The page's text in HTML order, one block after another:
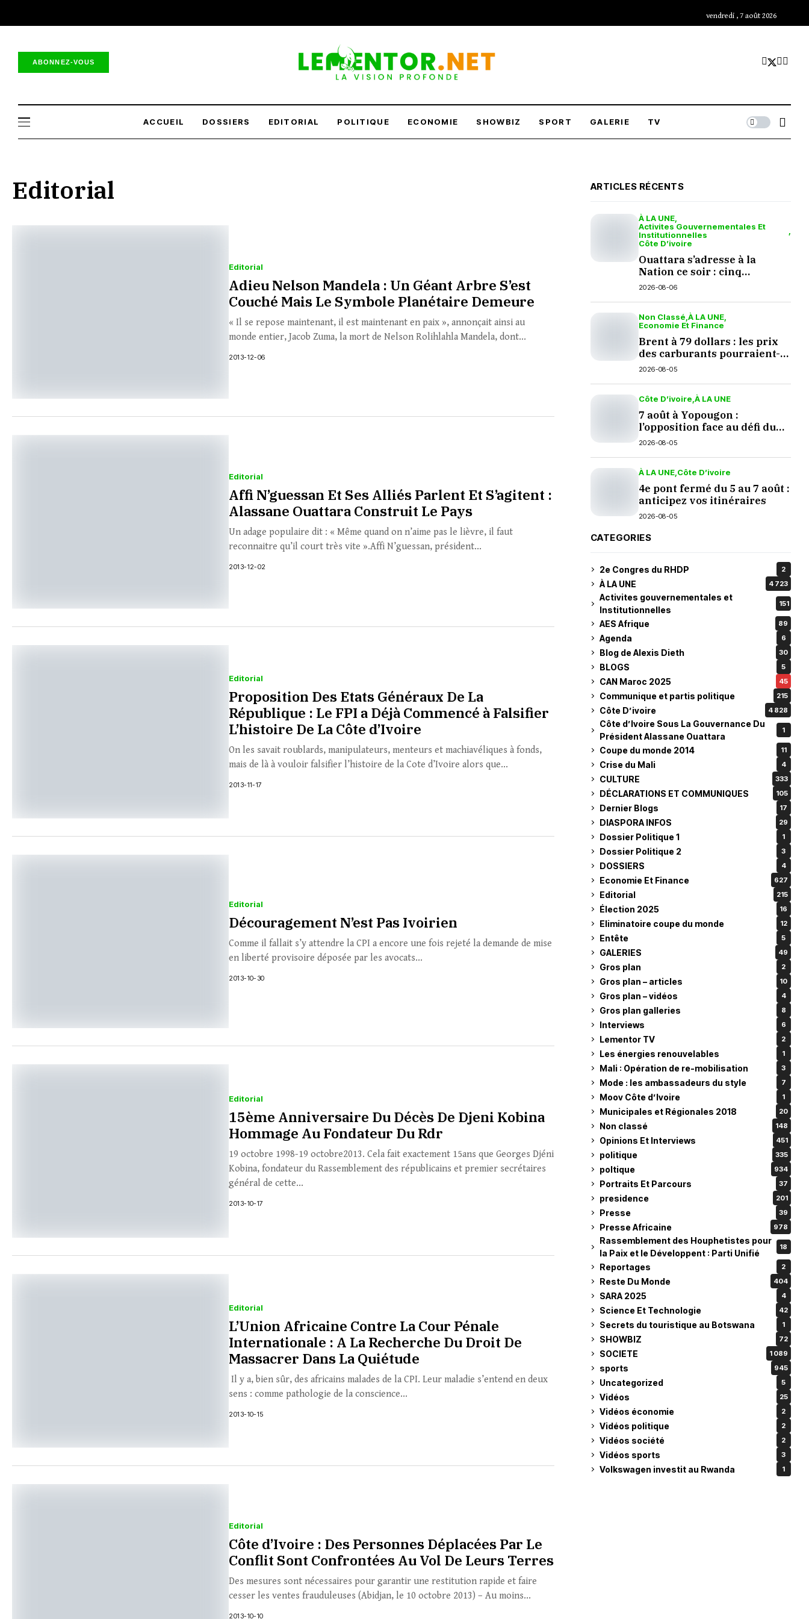
vendredi , 7 août 2026
ABONNEZ-VOUS
ACCUEIL DOSSIERS EDITORIAL POLITIQUE ECONOMIE SHOWBIZ SPORT GALERIE TV
Editorial
Editorial
Adieu Nelson Mandela : Un Géant Arbre S’est
Couché Mais Le Symbole Planétaire Demeure
« Il se repose maintenant, il est maintenant en paix », annonçait ainsi au
monde entier, Jacob Zuma, la mort de Nelson Rolihlahla Mandela, dont...
2013-12-06
Editorial
Affi N’guessan Et Ses Alliés Parlent Et S’agitent :
Alassane Ouattara Construit Le Pays
Un adage populaire dit : « Même quand on n’aime pas le lièvre, il faut
reconnaitre qu’il court très vite ».Affi N’guessan, président...
2013-12-02
Editorial
Proposition Des Etats Généraux De La
République : Le FPI a Déjà Commencé à Falsifier
L’histoire De La Côte d’Ivoire
On les savait roublards, manipulateurs, menteurs et machiavéliques à fonds,
mais de là à vouloir falsifier l’histoire de la Cote d’Ivoire alors que...
2013-11-17
Editorial
Découragement N’est Pas Ivoirien
Comme il fallait s’y attendre la CPI a encore une fois rejeté la demande de mise
en liberté provisoire déposée par les avocats...
2013-10-30
Editorial
15ème Anniversaire Du Décès De Djeni Kobina
Hommage Au Fondateur Du Rdr
19 octobre 1998-19 octobre2013. Cela fait exactement 15ans que Georges Djéni
Kobina, fondateur du Rassemblement des républicains et premier secrétaires
général de cette...
2013-10-17
Editorial
L’Union Africaine Contre La Cour Pénale
Internationale : A La Recherche Du Droit De
Massacrer Dans La Quiétude
Il y a, bien sûr, des africains malades de la CPI. Leur maladie s’entend en deux
sens : comme pathologie de la conscience...
2013-10-15
Editorial
Côte d’Ivoire : Des Personnes Déplacées Par Le
Conflit Sont Confrontées Au Vol De Leurs Terres
Des mesures sont nécessaires pour garantir une restitution rapide et faire
cesser les ventes frauduleuses (Abidjan, le 10 octobre 2013) – Au moins...
2013-10-10
ARTICLES RÉCENTS
À LA UNE
Activites Gouvernementales Et
Institutionnelles
Côte D’ivoire
Ouattara s’adresse à la
Nation ce soir : cinq
questions en suspens
2026-08-06
Non Classé À LA UNE
Economie Et Finance
Brent à 79 dollars : les prix
des carburants pourraient-
ils baisser en septembre ?
2026-08-05
Côte D’ivoire À LA UNE
7 août à Yopougon :
l’opposition face au défi du
dialogue
2026-08-05
À LA UNE Côte D’ivoire
4e pont fermé du 5 au 7 août :
anticipez vos itinéraires
2026-08-05
CATEGORIES
2e Congres du RHDP 2
À LA UNE 4 723
Activites gouvernementales et
Institutionnelles
151
AES Afrique 89
Agenda 6
Blog de Alexis Dieth 30
BLOGS 5
CAN Maroc 2025 45
Communique et partis politique 215
Côte D’ivoire 4 828
Côte d’Ivoire Sous La Gouvernance Du
Président Alassane Ouattara
1
Coupe du monde 2014 11
Crise du Mali 4
CULTURE 333
DÉCLARATIONS ET COMMUNIQUES 105
Dernier Blogs 17
DIASPORA INFOS 29
Dossier Politique 1 1
Dossier Politique 2 3
DOSSIERS 4
Economie Et Finance 627
Editorial 215
Élection 2025 16
Eliminatoire coupe du monde 12
Entête 5
GALERIES 49
Gros plan 2
Gros plan – articles 10
Gros plan – vidéos 4
Gros plan galleries 8
Interviews 6
Lementor TV 2
Les énergies renouvelables 1
Mali : Opération de re-mobilisation 3
Mode : les ambassadeurs du style 7
Moov Côte d’Ivoire 1
Municipales et Régionales 2018 20
Non classé 148
Opinions Et Interviews 451
politique 335
poltique 934
Portraits Et Parcours 37
presidence 201
Presse 39
Presse Africaine 978
Rassemblement des Houphetistes pour
la Paix et le Développent : Parti Unifié
18
Reportages 2
Reste Du Monde 404
SARA 2025 4
Science Et Technologie 42
Secrets du touristique au Botswana 1
SHOWBIZ 72
SOCIETE 1 089
sports 945
Uncategorized 5
Vidéos 25
Vidéos économie 2
Vidéos politique 2
Vidéos société 2
Vidéos sports 3
Volkswagen investit au Rwanda 1